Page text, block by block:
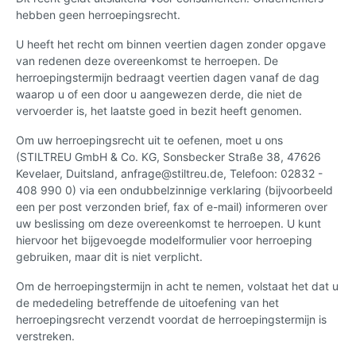
hebben geen herroepingsrecht.
U heeft het recht om binnen veertien dagen zonder opgave
van redenen deze overeenkomst te herroepen. De
herroepingstermijn bedraagt veertien dagen vanaf de dag
waarop u of een door u aangewezen derde, die niet de
vervoerder is, het laatste goed in bezit heeft genomen.
Om uw herroepingsrecht uit te oefenen, moet u ons
(STILTREU GmbH & Co. KG, Sonsbecker Straße 38, 47626
Kevelaer, Duitsland, anfrage@stiltreu.de, Telefoon: 02832 -
408 990 0) via een ondubbelzinnige verklaring (bijvoorbeeld
een per post verzonden brief, fax of e-mail) informeren over
uw beslissing om deze overeenkomst te herroepen. U kunt
hiervoor het bijgevoegde modelformulier voor herroeping
gebruiken, maar dit is niet verplicht.
Om de herroepingstermijn in acht te nemen, volstaat het dat u
de mededeling betreffende de uitoefening van het
herroepingsrecht verzendt voordat de herroepingstermijn is
verstreken.